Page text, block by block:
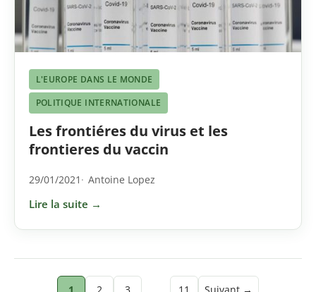
L'EUROPE DANS LE MONDE
POLITIQUE INTERNATIONALE
Les frontiéres du virus et les
frontieres du vaccin
29/01/2021 Antoine Lopez
Lire la suite →
Pagination